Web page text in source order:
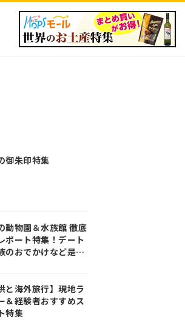
御朱印特集
動物園＆水族館 徹底
ポート特集！デート
のおでかけなど是非
と海外旅行】現地ラ
＆経験者おすすめス
特集